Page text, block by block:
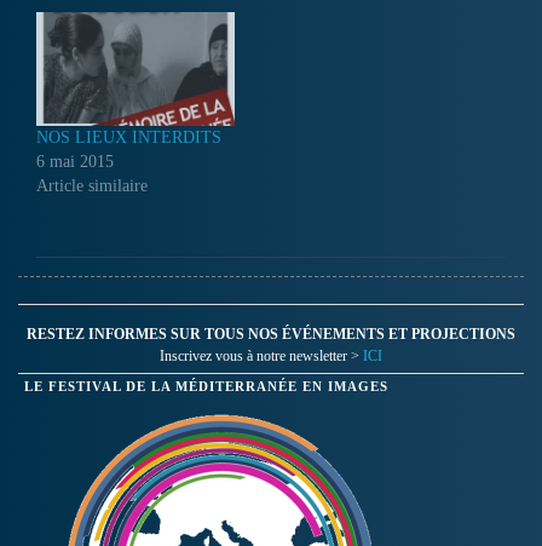
NOS LIEUX INTERDITS
6 mai 2015
Article similaire
RESTEZ INFORMES SUR TOUS NOS ÉVÉNEMENTS ET PROJECTIONS
Inscrivez vous à notre newsletter > ICI
LE FESTIVAL DE LA MÉDITERRANÉE EN IMAGES